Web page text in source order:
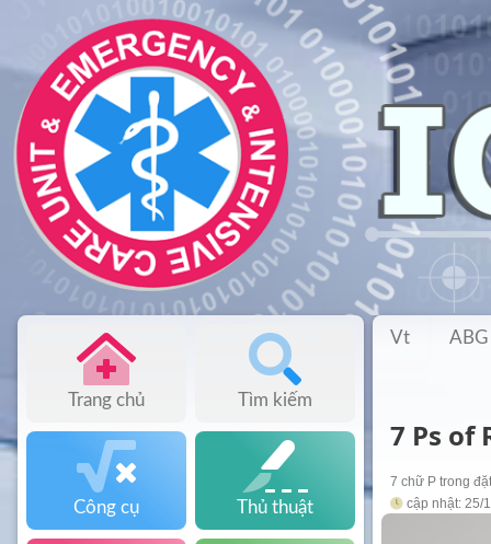
Trang chủ Tìm kiếm
Công cụ Thủ thuật
Vt ABG
7 Ps of
7 chữ P trong
cập nhật: 25/